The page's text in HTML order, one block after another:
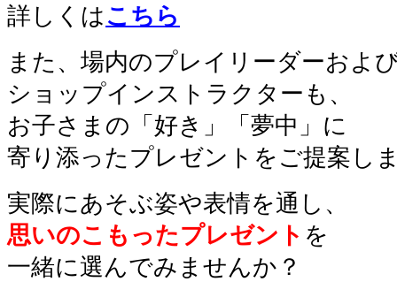
詳しくは こちら
また、場内のプレイリーダーおよ
ショップインストラクターも、
お子さまの「好き」「夢中」に
寄り添ったプレゼントをご提案し
実際にあそぶ姿や表情を通し、
思いのこもったプレゼント を
一緒に選んでみませんか？